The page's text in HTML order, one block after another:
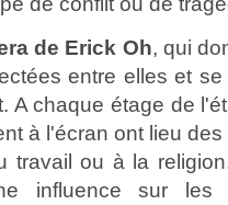
de Erick Oh, qui
entre elles et
A chaque étage de
à l'écran ont lieu
travail ou à la
influence sur les